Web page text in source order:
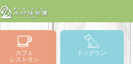
カフェ
レストラン
ドッグラン